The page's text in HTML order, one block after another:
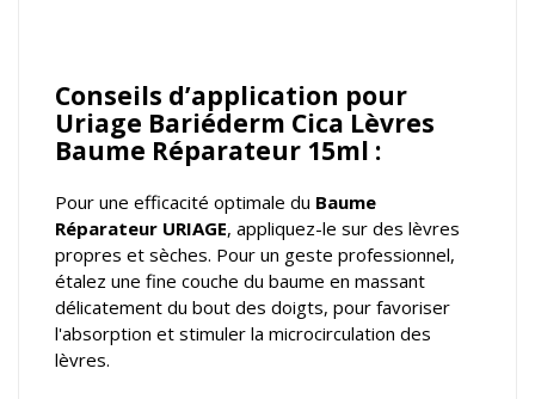
Conseils d’application pour
Uriage Bariéderm Cica Lèvres
Baume Réparateur 15ml :
Pour une efficacité optimale du Baume
Réparateur URIAGE, appliquez-le sur des lèvres
propres et sèches. Pour un geste professionnel,
étalez une fine couche du baume en massant
délicatement du bout des doigts, pour favoriser
l'absorption et stimuler la microcirculation des
lèvres.